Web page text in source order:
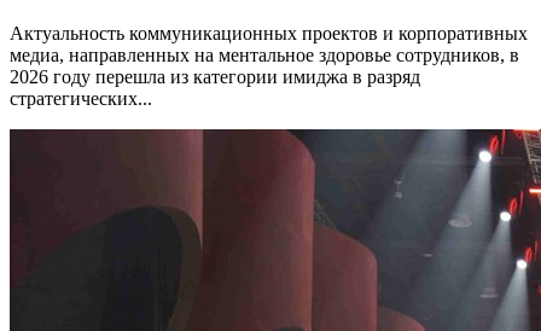
Актуальность коммуникационных проектов и корпоративных
медиа, направленных на ментальное здоровье сотрудников, в
2026 году перешла из категории имиджа в разряд
стратегических...